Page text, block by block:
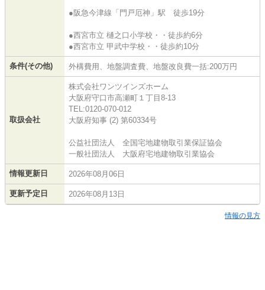
●阪急今津線「門戸厄神」駅 徒歩19分
●西宮市立 樋之口小学校・・徒歩約6分
●西宮市立 甲武中学校・・徒歩約10分
条件(その他) 外構費用、地盤調査費、地盤改良費一括:200万円
取扱会社
株式会社ワンツインズホーム
大阪府守口市高瀬町１丁目8-13
TEL:0120-070-012
大阪府知事 (2) 第60334号
公益社団法人 全国宅地建物取引業保証協会
一般社団法人 大阪府宅地建物取引業協会
情報更新日 2026年08月06日
更新予定日 2026年08月13日
情報の見方